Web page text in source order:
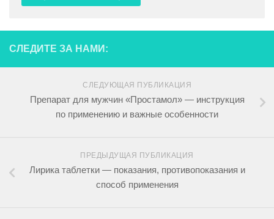
СЛЕДИТЕ ЗА НАМИ:
СЛЕДУЮЩАЯ ПУБЛИКАЦИЯ
Препарат для мужчин «Простамол» — инструкция
по применению и важные особенности
ПРЕДЫДУЩАЯ ПУБЛИКАЦИЯ
Лирика таблетки — показания, противопоказания и
способ применения